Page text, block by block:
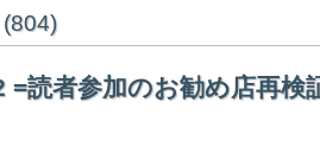
(804)
読者参加のお勧め店再検